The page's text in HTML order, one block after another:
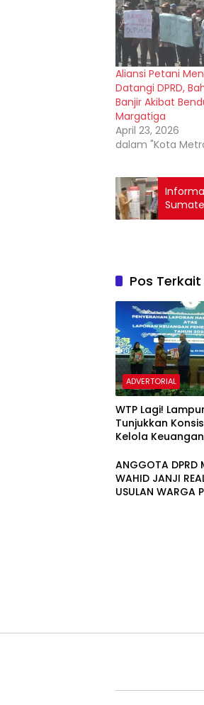
Aliansi Petani
Datangi DPRD,
Banjir Akibat
Margatiga
April 23, 2026
dalam "Kota
Pos Terkait
ADVERTORIAL
WTP Lagi!
Tunjukkan
Kelola
ANGGOTA DPRD
WAHID JANJI
USULAN WARGA